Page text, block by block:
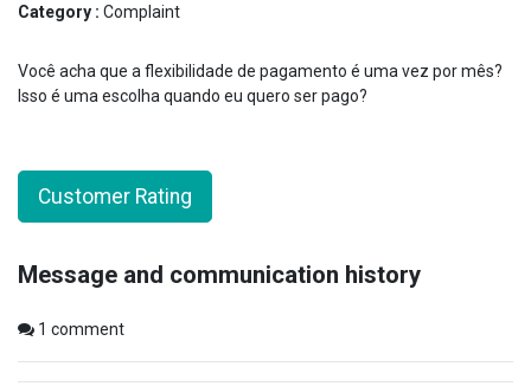
Category : Complaint
Você acha que a flexibilidade de pagamento é uma vez por mês?
Isso é uma escolha quando eu quero ser pago?
Customer Rating
Message and communication history
1 comment